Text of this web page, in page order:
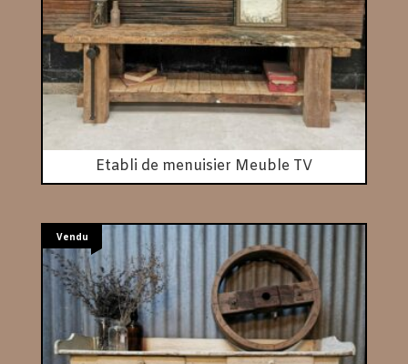
Etabli de menuisier Meuble TV
Vendu